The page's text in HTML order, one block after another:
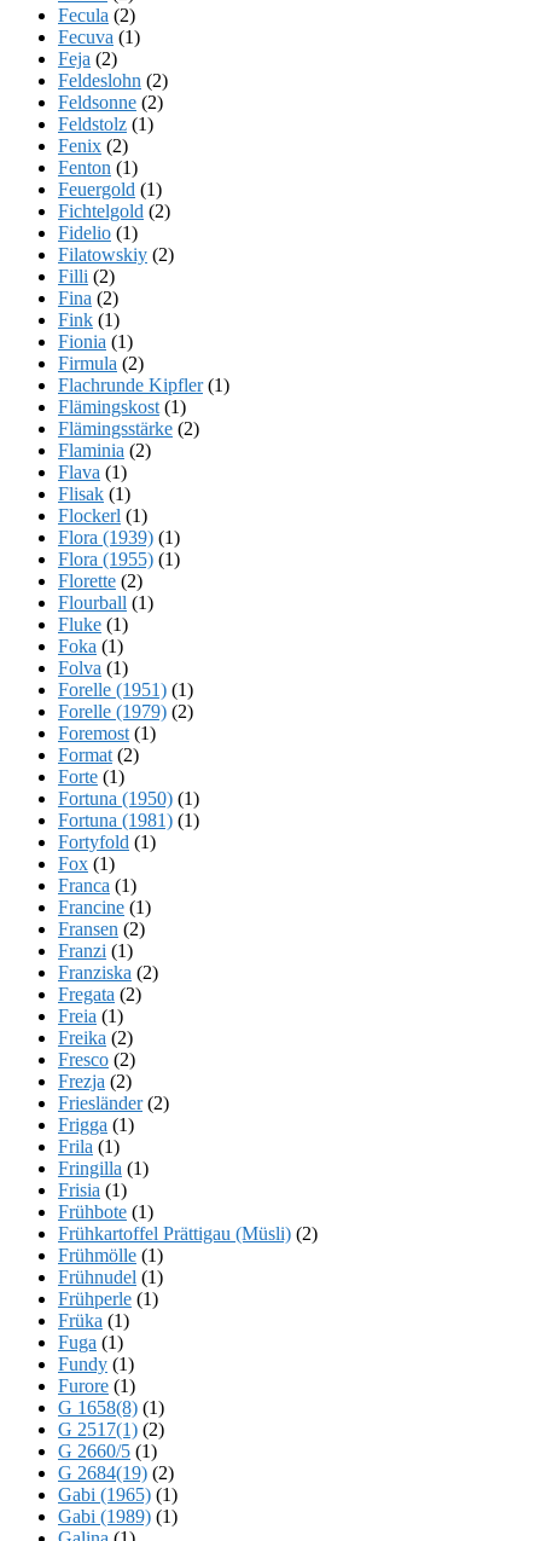
Fecula (2)
Fecuva (1)
Feja (2)
Feldeslohn (2)
Feldsonne (2)
Feldstolz (1)
Fenix (2)
Fenton (1)
Feuergold (1)
Fichtelgold (2)
Fidelio (1)
Filatowskiy (2)
Filli (2)
Fina (2)
Fink (1)
Fionia (1)
Firmula (2)
Flachrunde Kipfler(1)
Flämingskost (1)
Flämingsstärke (2)
Flaminia (2)
Flava (1)
Flisak (1)
Flockerl (1)
Flora (1939) (1)
Flora (1955) (1)
Florette (2)
Flourball (1)
Fluke (1)
Foka (1)
Folva (1)
Forelle (1951) (1)
Forelle (1979) (2)
Foremost (1)
Format (2)
Forte (1)
Fortuna (1950) (1)
Fortuna (1981) (1)
Fortyfold (1)
Fox (1)
Franca (1)
Francine (1)
Fransen (2)
Franzi (1)
Franziska (2)
Fregata (2)
Freia (1)
Freika (2)
Fresco (2)
Frezja (2)
Friesländer(2)
Frigga (1)
Frila (1)
Fringilla (1)
Frisia (1)
Frühbote (1)
Frühkartoffel Prättigau (Müsli) (2)
Frühmölle (1)
Frühnudel (1)
Frühperle (1)
Früka (1)
Fuga (1)
Fundy (1)
Furore (1)
G 1658(8) (1)
G 2517(1) (2)
G 2660/5 (1)
G 2684(19) (2)
Gabi (1965) (1)
Gabi (1989) (1)